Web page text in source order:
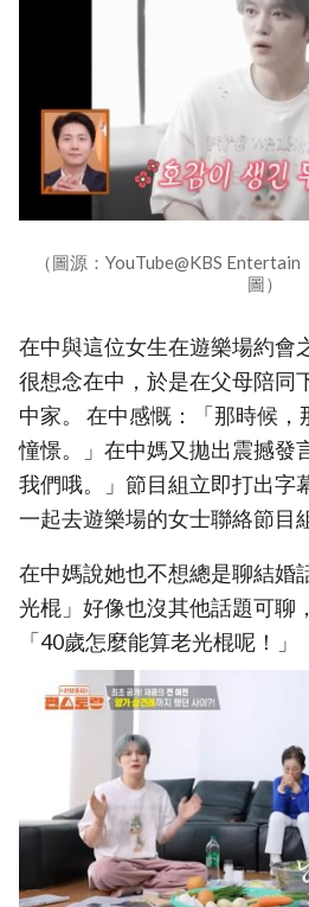
（圖源：YouTube@KBS
圖）
在中與這位女生在遊樂場約會
很想念在中，於是在父母陪同
中家。 在中感慨：「那時候
憧憬。」在中媽又拋出震撼發
我們哦。」節目組立即打出字
一起去遊樂場的女士聯絡節目
在中媽說她也不想總是聊結婚
光棍」好像也沒其他話題可聊
「40歲怎麼能算老光棍呢！」